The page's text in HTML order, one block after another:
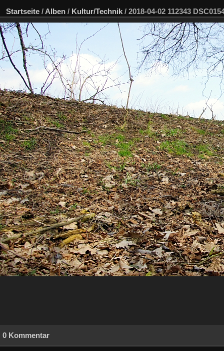
Startseite / Alben / Kultur/Technik / 2018-04-02 112343
0 Kommentar